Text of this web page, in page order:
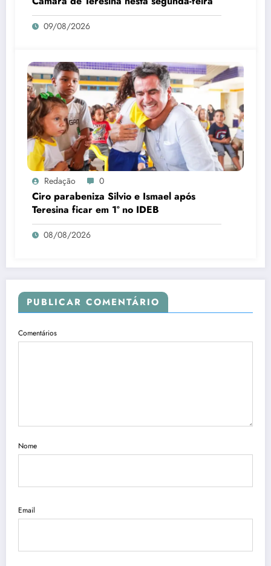
09/08/2026
Redação 0
Ciro parabeniza Silvio e Ismael após
Teresina ficar em 1º no IDEB
08/08/2026
PUBLICAR COMENTÁRIO
Comentários
Nome
Email